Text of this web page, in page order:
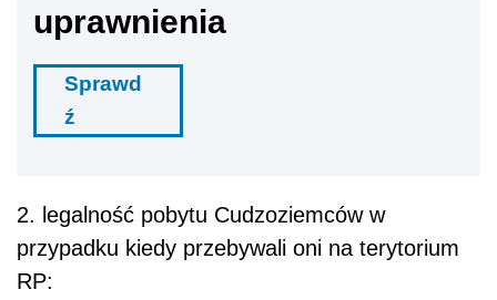
uprawnienia
Sprawd
ź
2. legalność pobytu Cudzoziemców w
przypadku kiedy przebywali oni na terytorium
RP: